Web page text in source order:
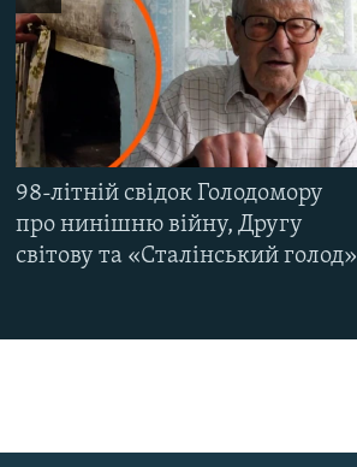
98-літній свідок Голодомору
про нинішню війну, Другу
світову та «Сталінський голод»